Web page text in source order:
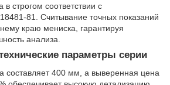
в строгом соответствии с
81. Считывание точных показаний
краю мениска, гарантируя
анализа.
параметры серии
составляет 400 мм, а выверенная цена